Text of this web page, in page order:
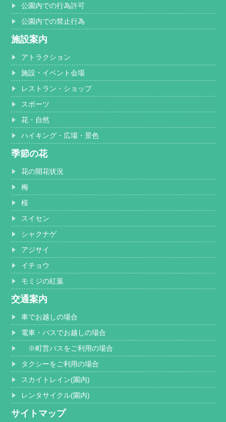
公園内での行為許可
公園内での禁止行為
施設案内
アトラクション
施設・イベント会場
レストラン・ショップ
スポーツ
花・自然
ハイキング・広場・景色
季節の花
花の開花状況
梅
桜
スイセン
シャクナゲ
アジサイ
イチョウ
モミジの紅葉
交通案内
車でお越しの場合
電車・バスでお越しの場合
※町営バスをご利用の場合
タクシーをご利用の場合
スカイトレイン(園内)
レンタサイクル(園内)
サイトマップ